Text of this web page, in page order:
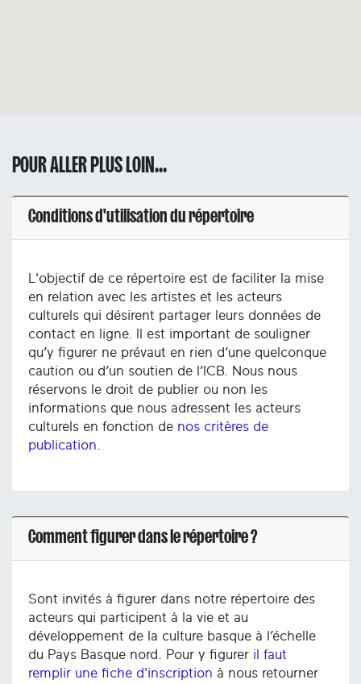
POUR ALLER PLUS LOIN...
Conditions d'utilisation du répertoire
L'objectif de ce répertoire est de faciliter la mise
en relation avec les artistes et les acteurs
culturels qui désirent partager leurs données de
contact en ligne. Il est important de souligner
qu’y figurer ne prévaut en rien d’une quelconque
caution ou d’un soutien de l’ICB. Nous nous
réservons le droit de publier ou non les
informations que nous adressent les acteurs
culturels en fonction de nos critères de
publication
Comment figurer dans le répertoire ?
Sont invités à figurer dans notre répertoire des
acteurs qui participent à la vie et au
développement de la culture basque à l’échelle
du Pays Basque nord. Pour y figurer il faut
remplir une fiche d'inscription à nous retourner